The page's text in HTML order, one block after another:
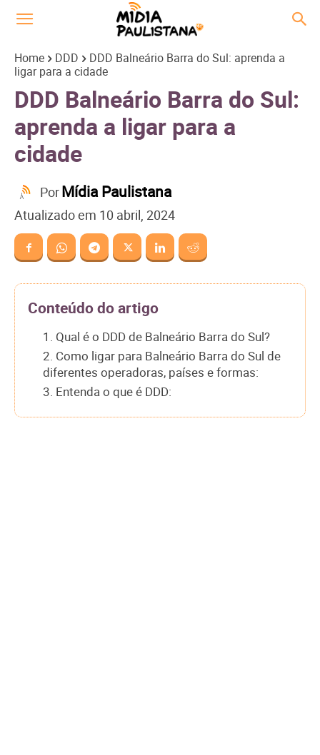
Home DDD
DDD Balneário Barra do Sul: aprenda a
ligar para a cidade
DDD Balneário Barra do Sul:
aprenda a ligar para a
cidade
PorMídia Paulistana
Atualizado em 10 abril, 2024
Conteúdo do artigo
1. Qual é o DDD de Balneário Barra do Sul?
2. Como ligar para Balneário Barra do Sul de
diferentes operadoras, países e formas:
3. Entenda o que é DDD: